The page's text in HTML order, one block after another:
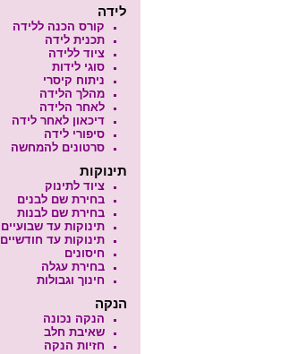
לידה
קורס הכנה ללידה
תכנית לידה
ציוד ללידה
סוגי לידות
ניתוח קיסרי
מהלך הלידה
לאחר הלידה
דיכאון לאחר לידה
סיפורי לידה
סרטונים להמחשה
תינוקות
ציוד לתינוק
בחירת שם לבנים
בחירת שם לבנות
תינוקות עד שבועיים
תינוקות עד חודשיים
חיסונים
בחירת עגלה
חינוך וגבולות
הנקה
הנקה נכונה
שאיבת חלב
חזיות הנקה